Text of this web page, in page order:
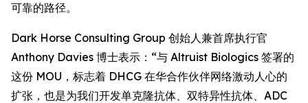
可靠的路径。
Dark Horse Consulting Group 创始人兼首席执行官
Anthony Davies 博士表示：“与 Altruist Biologics 签署的
这份 MOU，标志着 DHCG 在华合作伙伴网络激动人心的
扩张，也是为我们开发单克隆抗体、双特异性抗体、ADC